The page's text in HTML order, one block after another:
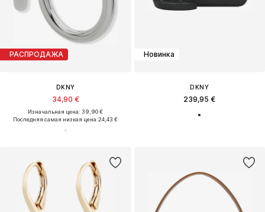
РАСПРОДАЖА
DKNY
34,90 €
Изначальная цена: 39,90 €
Последняя самая низкая цена:24,43 €
Новинка
DKNY
239,95 €